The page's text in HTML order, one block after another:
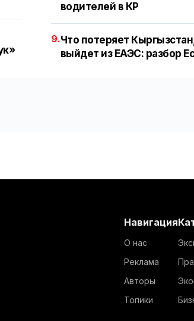
водителей в КР
9.Что потеряет
выйдет из ЕАЭС: разбор
Навигация
О нас
Реклама
Авторы
Топики